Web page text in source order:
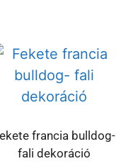
francia bulldog-
fali dekoráció